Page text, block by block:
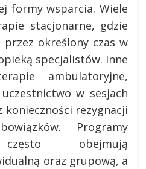
formy wsparcia. Wiele
stacjonarne, gdzie
przez określony czas w
specjalistów. Inne
ambulatoryjne,
w sesjach
rezygnacji
Programy
często obejmują
oraz grupową, a